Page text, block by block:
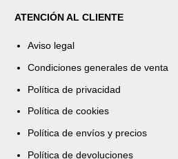
ATENCIÓN AL CLIENTE
Aviso legal
Condiciones generales de venta
Política de privacidad
Política de cookies
Política de envíos y precios
Política de devoluciones